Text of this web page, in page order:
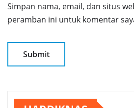
Simpan nama, email, dan situs
peramban ini untuk komentar